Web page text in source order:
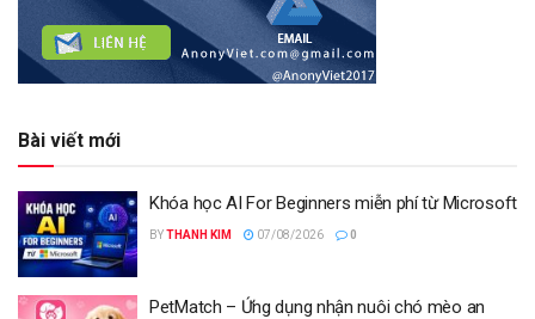
Bài viết mới
Khóa học AI For Beginners miễn phí từ Microsoft
BYTHANH KIM 07/08/2026 0
PetMatch – Ứng dụng nhận nuôi chó mèo an